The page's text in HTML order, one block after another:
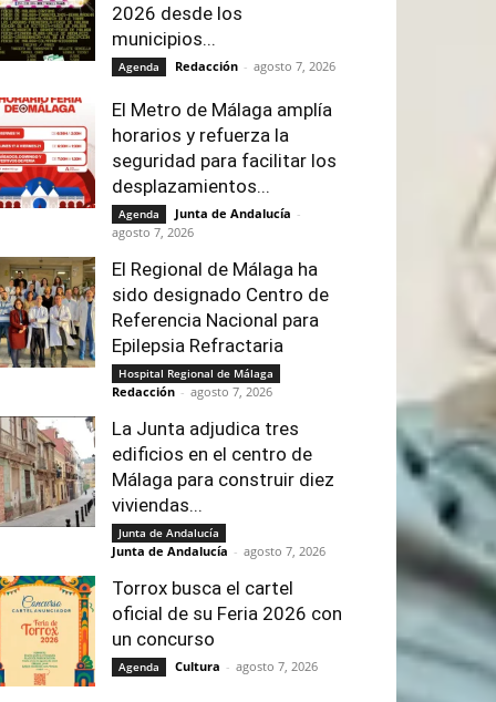
2026 desde los
municipios...
Agenda Redacción - agosto 7, 2026
El Metro de Málaga amplía
horarios y refuerza la
seguridad para facilitar los
desplazamientos...
Agenda Junta de Andalucía -
agosto 7, 2026
El Regional de Málaga ha
sido designado Centro de
Referencia Nacional para
Epilepsia Refractaria
Hospital Regional de Málaga
Redacción - agosto 7, 2026
La Junta adjudica tres
edificios en el centro de
Málaga para construir diez
viviendas...
Junta de Andalucía
Junta de Andalucía - agosto 7, 2026
Torrox busca el cartel
oficial de su Feria 2026 con
un concurso
Agenda Cultura - agosto 7, 2026